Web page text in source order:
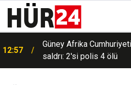
12:57
Güney Afrika
saldrı: 2'si polis 4 ölü